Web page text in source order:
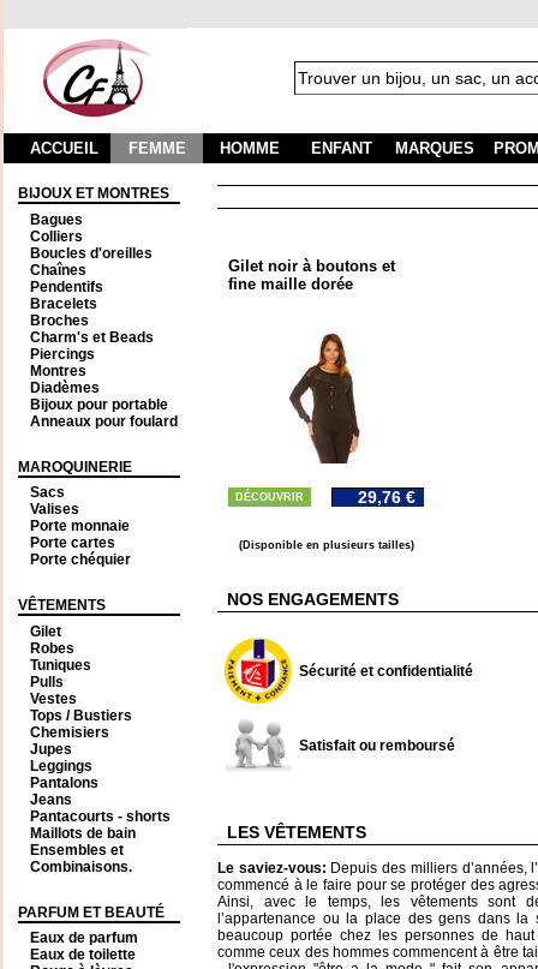
ACCUEIL FEMME HOMME ENFANT MARQUES
BIJOUX ET MONTRES
Bagues
Colliers
Boucles d'oreilles
Chaînes
Pendentifs
Bracelets
Broches
Charm's et Beads
Piercings
Montres
Diadèmes
Bijoux pour portable
Anneaux pour foulard
MAROQUINERIE
Sacs
Valises
Porte monnaie
Porte cartes
Porte chéquier
VÊTEMENTS
Gilet
Robes
Tuniques
Pulls
Vestes
Tops / Bustiers
Chemisiers
Jupes
Leggings
Pantalons
Jeans
Pantacourts - shorts
Maillots de bain
Ensembles et
Combinaisons.
PARFUM ET BEAUTÉ
Eaux de parfum
Eaux de toilette
Gilet noir à boutons et
fine maille dorée
DÉCOUVRIR 29,76 €
(Disponible en plusieurs tailles)
NOS ENGAGEMENTS
Sécurité et confidentialité
Satisfait ou remboursé
LES VÊTEMENTS
Le saviez-vous: Depuis des milliers d’années,
commencé à le faire pour se protéger des
Ainsi, avec le temps, les vêtements sont
l’appartenance ou la place des gens dans
beaucoup portée chez les personnes de
comme ceux des hommes commencent à être